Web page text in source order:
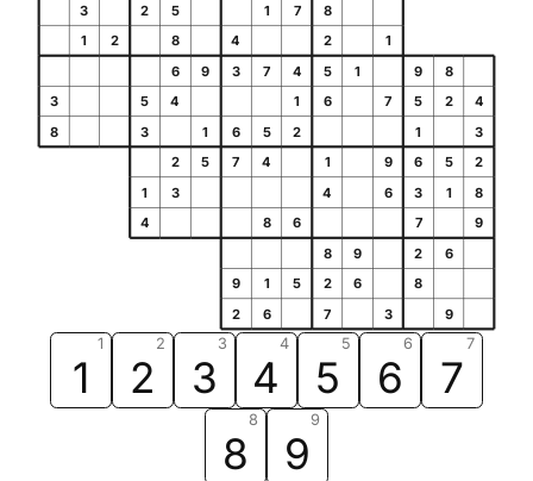
3 2 5 1 7 8
1 2 8 4 2
1
6
9 3 7 4 5 1 9 8
3 5 4 1 6 7 5 2 4
8 3 1 6 5 2 1
3
2
5 7 4 1 9 6 5 2
1 3 4 6 3 1 8
4 8 6 7 9
8 9 2
6
9
1 5 2 6
8
2
6 7 3 9
1
1
2
2
3
3
4
4
5
5
6
6
7
7
8
8
9
9